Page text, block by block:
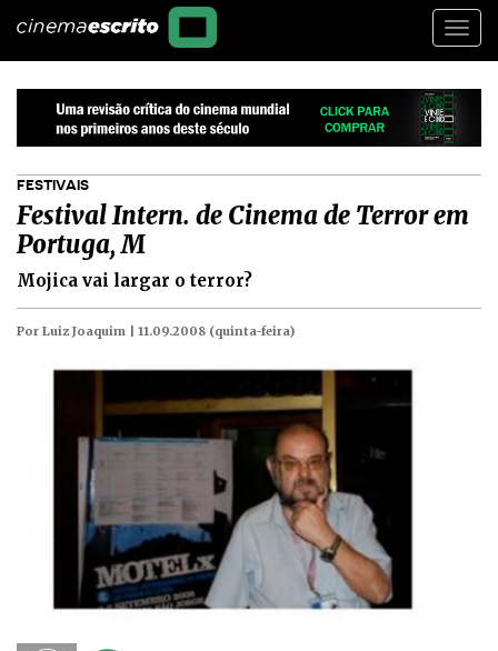
FESTIVAIS
Festival Intern. de Cinema de Terror em
Portuga, M
Mojica vai largar o terror?
Por Luiz Joaquim | 11.09.2008 (quinta-feira)